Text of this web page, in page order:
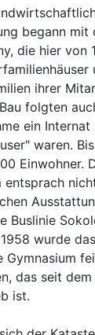
begann mit
die hier von
ihrer
folgten
ein Internat
waren. Bis
Einwohner.
entsprach
Buslinie
wurde
das seit dem
ist.